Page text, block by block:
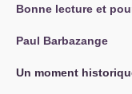
Bonne lecture et
Paul Barbazange
Un moment